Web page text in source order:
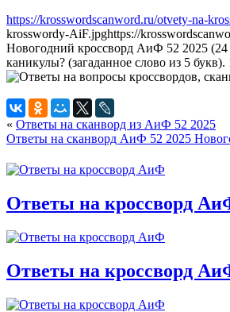
https://krosswordscanword.ru/otvety-na-
krosswordy-AiF.jpghttps://
Новогодний кроссворд АиФ 52 2025 (24
каникулы? (загаданное слово из 5
« Ответы на сканворд из АиФ 52 2025
Ответы на сканворд АиФ 52 2025
Ответы на кроссворд
Ответы на кроссворд